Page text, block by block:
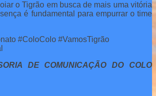
o Tigrão em busca de mais uma vitória
é fundamental para empurrar o time
#ColoColo #VamosTigrão
DE COMUNICAÇÃO DO COLO